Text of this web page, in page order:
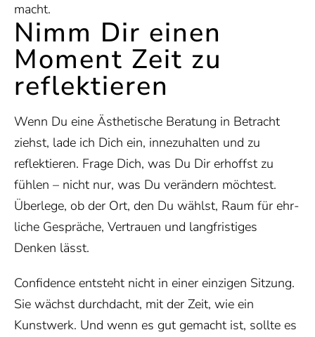
macht.
Nimm Dir einen
Moment Zeit zu
reflektieren
Wenn Du eine Ästhetische Beratung in Betracht
ziehst, lade ich Dich ein, innezuhalten und zu
reflektieren. Frage Dich, was Du Dir erhoffst zu
fühlen – nicht nur, was Du verändern möchtest.
Überlege, ob der Ort, den Du wählst, Raum für ehr-
liche Gespräche, Vertrauen und langfristiges
Denken lässt.
Confidence entsteht nicht in einer einzigen Sitzung.
Sie wächst durchdacht, mit der Zeit, wie ein
Kunstwerk. Und wenn es gut gemacht ist, sollte es